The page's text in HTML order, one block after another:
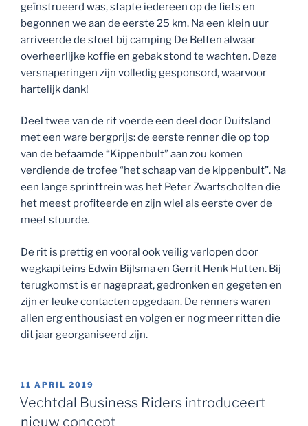
verdiende de trofee “het schaap van de kippenbult”. Na
een lange sprinttrein was het Peter Zwartscholten die
het meest profiteerde en zijn wiel als eerste over de
meet stuurde.
De rit is prettig en vooral ook veilig verlopen door
terugkomst is er nagepraat, gedronken en gegeten en
zijn er leuke contacten opgedaan. De renners waren
allen erg enthousiast en volgen er nog meer ritten die
dit jaar georganiseerd zijn.
GEPLAATST
11 APRIL 2019
nieuw concept
De organisatie van Vechtdal Business Riders is weer
actief aan de
slag gegaan met een nieuw programma voor 2019.
hebben jullie tips
ter harte genomen.